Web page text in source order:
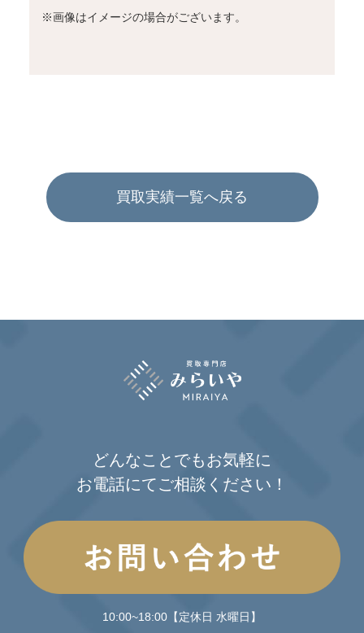
※画像はイメージの場合がございます。
買取実績一覧へ戻る
どんなことでもお気軽に
お電話にてご相談ください！
10:00~18:00【定休日 水曜日】